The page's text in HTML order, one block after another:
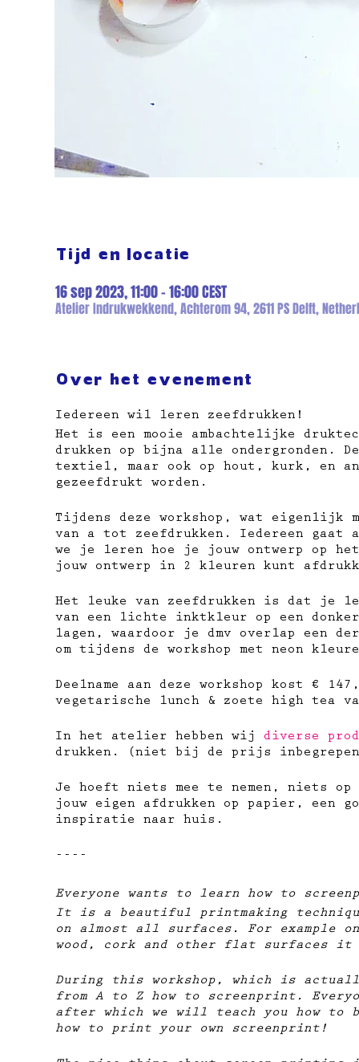
Tijd en locatie
16 sep 2023, 11:00 – 16:00 CEST
Atelier Indrukwekkend, Achterom 94, 2611 PS Delft,
Over het evenement
Iedereen wil leren zeefdrukken!
Het is een mooie ambachtelijke
drukken op bijna alle ondergronden.
textiel, maar ook op hout, kurk, en
gezeefdrukt worden.
Tijdens deze workshop, wat eigenlijk
van a tot zeefdrukken. Iedereen gaat
we je leren hoe je jouw ontwerp op
jouw ontwerp in 2 kleuren kunt
Het leuke van zeefdrukken is dat je
van een lichte inktkleur op een
lagen, waardoor je dmv overlap een
om tijdens de workshop met neon
Deelname aan deze workshop kost €
vegetarische lunch & zoete high tea
In het atelier hebben wij diverse
drukken. (niet bij de prijs
Je hoeft niets mee te nemen, niets
jouw eigen afdrukken op papier, ​een
inspiratie naar huis.
----
Everyone wants to learn how to
It is a beautiful printmaking
on almost all surfaces. For example
wood, cork and other flat surfaces
During this workshop, which is
from A to Z how to screenprint.
after which we will teach you how to
how to print your own screenprint!